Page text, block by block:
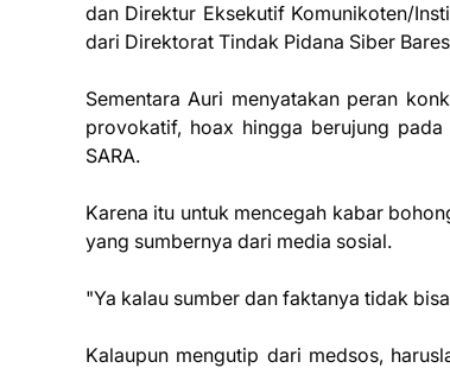
dan Direktur Eksekutif Komunikoten/
dari Direktorat Tindak Pidana Siber
Sementara Auri menyatakan peran
provokatif, hoax hingga berujung
SARA.
Karena itu untuk mencegah kabar
yang sumbernya dari media sosial.
"Ya kalau sumber dan faktanya tidak
Kalaupun mengutip dari medsos,